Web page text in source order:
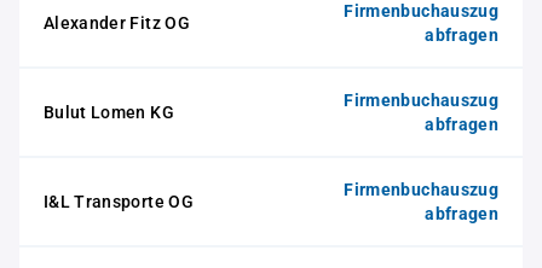
Alexander Fitz OG
Firmenbuchauszug
abfragen
Bulut Lomen KG
Firmenbuchauszug
abfragen
I&L Transporte OG
Firmenbuchauszug
abfragen